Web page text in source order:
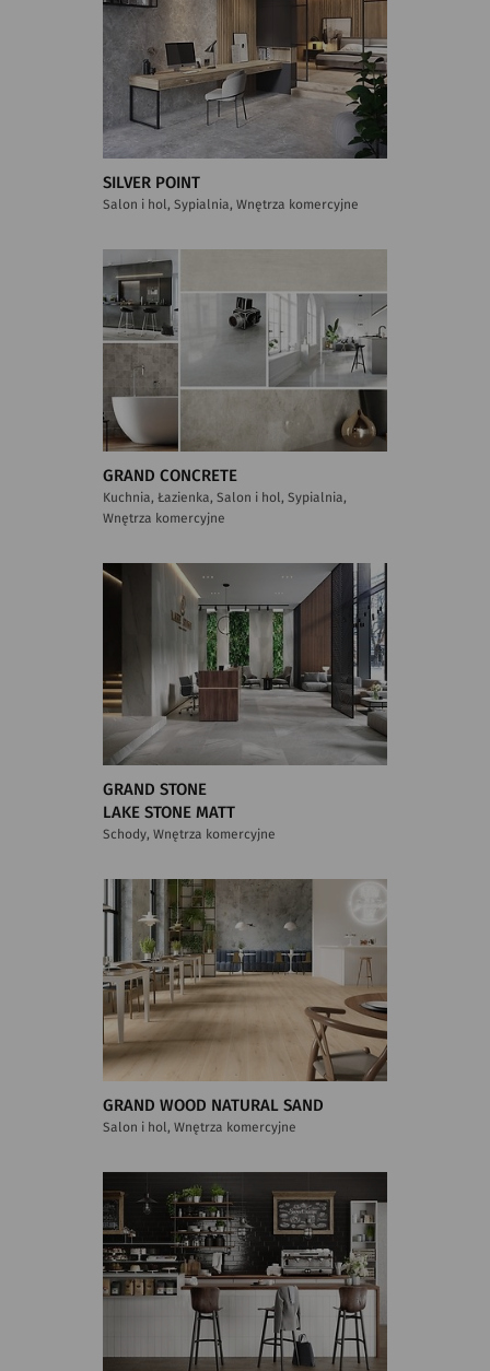
SILVER POINT
Salon i hol, Sypialnia, Wnętrza komercyjne
GRAND CONCRETE
Kuchnia, Łazienka, Salon i hol, Sypialnia,
Wnętrza komercyjne
GRAND STONE
LAKE STONE MATT
Schody, Wnętrza komercyjne
GRAND WOOD NATURAL SAND
Salon i hol, Wnętrza komercyjne